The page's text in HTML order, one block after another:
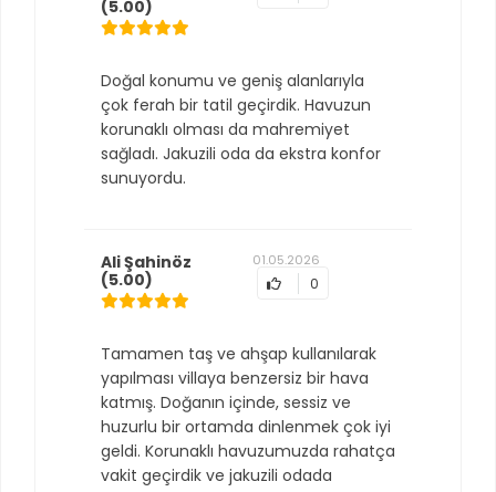
(5.00)
Doğal konumu ve geniş alanlarıyla
çok ferah bir tatil geçirdik. Havuzun
korunaklı olması da mahremiyet
sağladı. Jakuzili oda da ekstra konfor
sunuyordu.
Ali Şahinöz
(5.00)
01.05.2026
0
Tamamen taş ve ahşap kullanılarak
yapılması villaya benzersiz bir hava
katmış. Doğanın içinde, sessiz ve
huzurlu bir ortamda dinlenmek çok iyi
geldi. Korunaklı havuzumuzda rahatça
vakit geçirdik ve jakuzili odada